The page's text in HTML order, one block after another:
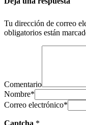
Tu dirección de correo
obligatorios están
Comentario
Nombre*
Correo electrónico*
Captcha *